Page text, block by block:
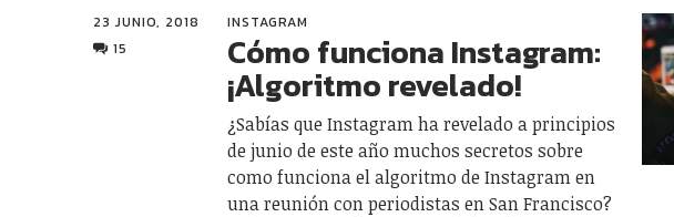
23 JUNIO, 2018
15
INSTAGRAM
Cómo funciona Instagram:
¡Algoritmo revelado!
¿Sabías que Instagram ha revelado a principios
de junio de este año muchos secretos sobre
como funciona el algoritmo de Instagram en
una reunión con periodistas en San Francisco?